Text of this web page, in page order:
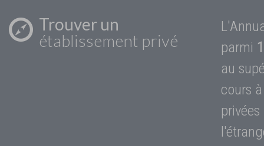
Trouver un
établissement privé
parmi
au
cours